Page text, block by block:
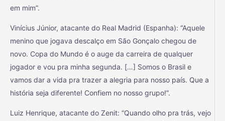
em mim”.
Vinícius Júnior, atacante do Real Madrid (Espanha): “Aquele
menino que jogava descalço em São Gonçalo chegou de
novo. Copa do Mundo é o auge da carreira de qualquer
jogador e vou pra minha segunda. […] Somos o Brasil e
vamos dar a vida pra trazer a alegria para nosso país. Que a
história seja diferente! Confiem no nosso grupo!”.
Luiz Henrique, atacante do Zenit: “Quando olho pra trás, vejo